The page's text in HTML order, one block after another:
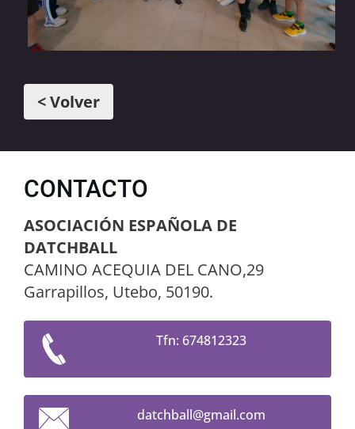
< Volver
CONTACTO
ASOCIACIÓN ESPAÑOLA DE
DATCHBALL
CAMINO ACEQUIA DEL CANO,29
Garrapillos, Utebo, 50190.
Tfn: 674812323
datchball@gmail.com